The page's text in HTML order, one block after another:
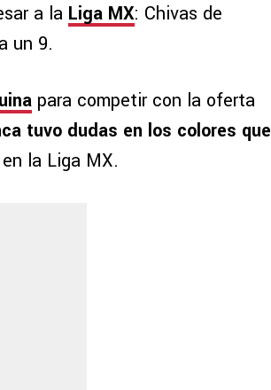
a la Liga MX: Chivas de
un 9.
para competir con la oferta
tuvo dudas en los colores que
la Liga MX.